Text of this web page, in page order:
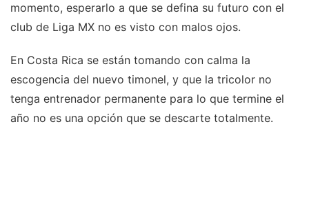
momento, esperarlo a que se defina su futuro con el
club de Liga MX no es visto con malos ojos.
En Costa Rica se están tomando con calma la
escogencia del nuevo timonel, y que la tricolor no
tenga entrenador permanente para lo que termine el
año no es una opción que se descarte totalmente.